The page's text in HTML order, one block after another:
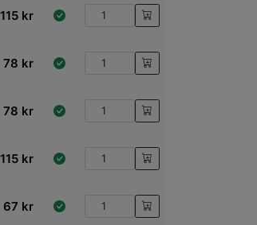
115 kr
78 kr
78 kr
115 kr
67 kr